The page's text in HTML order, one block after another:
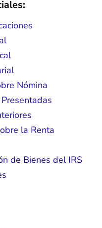
Nómina
la Renta
de Bienes del IRS